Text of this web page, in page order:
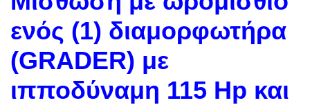
ενός (1) διαμορφωτήρα
(GRADER) με
ιπποδύναμη 115 Hp και